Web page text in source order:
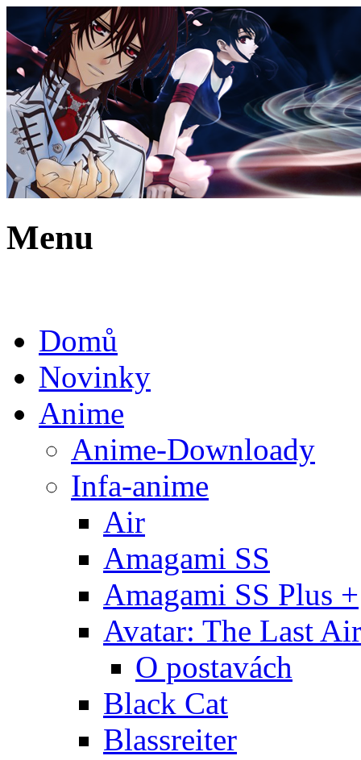
Menu
Domů
Novinky
Anime
Anime-Downloady
Infa-anime
Air
Amagami SS
Amagami SS Plus +
Avatar: The Last
O postavách
Black Cat
Blassreiter